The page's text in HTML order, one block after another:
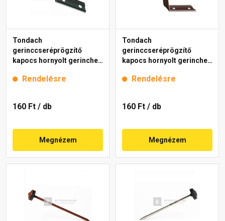
Tondach
gerinccseréprögzítő
kapocs hornyolt gerinchez
Rendelésre
160 Ft / db
Megnézem
Tondach
gerinccseréprögzítő
kapocs hornyolt gerinchez
Rendelésre
160 Ft / db
Megnézem